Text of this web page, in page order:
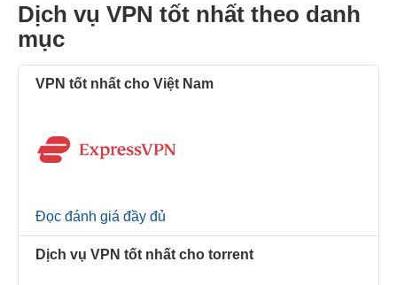
Dịch vụ VPN tốt nhất theo danh
mục
VPN tốt nhất cho Việt Nam
Đọc đánh giá đầy đủ
Dịch vụ VPN tốt nhất cho torrent